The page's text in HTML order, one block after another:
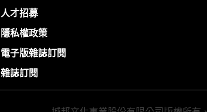
人才招募
隱私權政策
電子版雜誌訂閱
雜誌訂閱